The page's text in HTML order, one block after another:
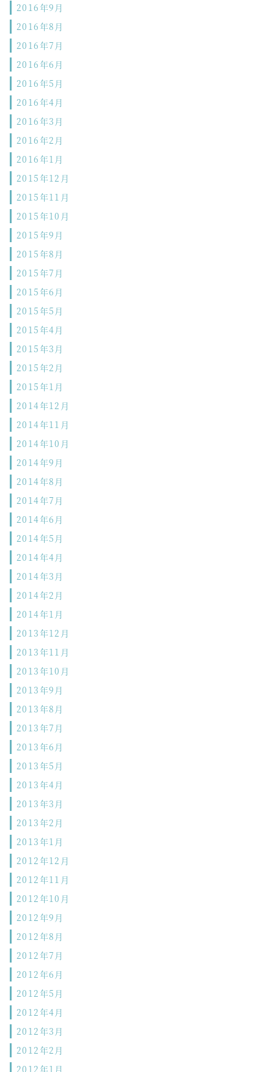
2016年9月
2016年8月
2016年7月
2016年6月
2016年5月
2016年4月
2016年3月
2016年2月
2016年1月
2015年12月
2015年11月
2015年10月
2015年9月
2015年8月
2015年7月
2015年6月
2015年5月
2015年4月
2015年3月
2015年2月
2015年1月
2014年12月
2014年11月
2014年10月
2014年9月
2014年8月
2014年7月
2014年6月
2014年5月
2014年4月
2014年3月
2014年2月
2014年1月
2013年12月
2013年11月
2013年10月
2013年9月
2013年8月
2013年7月
2013年6月
2013年5月
2013年4月
2013年3月
2013年2月
2013年1月
2012年12月
2012年11月
2012年10月
2012年9月
2012年8月
2012年7月
2012年6月
2012年5月
2012年4月
2012年3月
2012年2月
2012年1月